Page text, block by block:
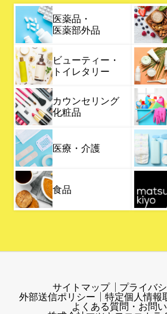
医薬品・
医薬部外品
ビューティー・
トイレタリー
カウンセリング
化粧品
医療・介護
食品
サイトマップ
プライバ
外部送信ポリシー
特定個人情報
よくある質問・お問